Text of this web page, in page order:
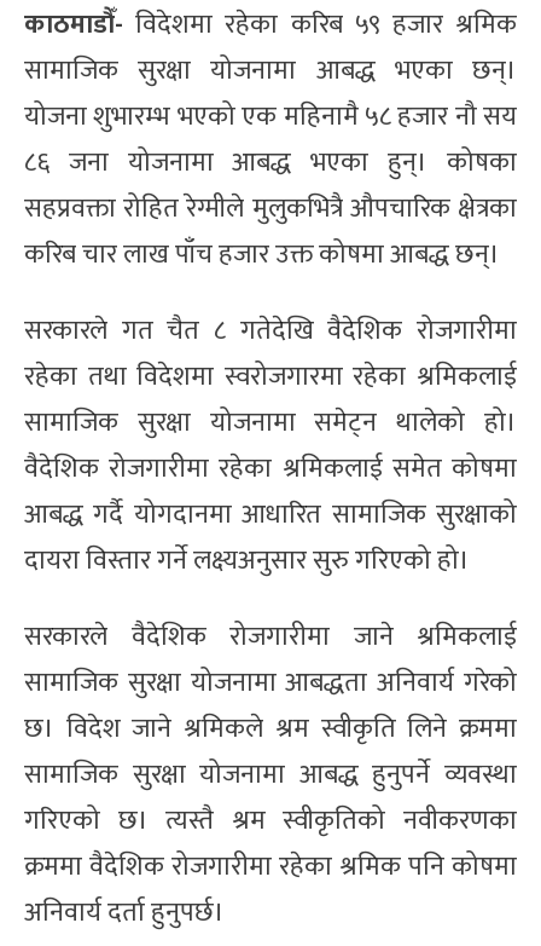
काठमाडौँ- विदेशमा रहेका करिब ५९ हजार श्रमिक
सामाजिक सुरक्षा योजनामा आबद्ध भएका छन्।
योजना शुभारम्भ भएको एक महिनामै ५८ हजार नौ सय
८६ जना योजनामा आबद्ध भएका हुन्। कोषका
सहप्रवक्ता रोहित रेग्मीले मुलुकभित्रै औपचारिक क्षेत्रका
करिब चार लाख पाँच हजार उक्त कोषमा आबद्ध छन्।
सरकारले गत चैत ८ गतेदेखि वैदेशिक रोजगारीमा
रहेका तथा विदेशमा स्वरोजगारमा रहेका श्रमिकलाई
सामाजिक सुरक्षा योजनामा समेट्न थालेको हो।
वैदेशिक रोजगारीमा रहेका श्रमिकलाई समेत कोषमा
आबद्ध गर्दै योगदानमा आधारित सामाजिक सुरक्षाको
दायरा विस्तार गर्ने लक्ष्यअनुसार सुरु गरिएको हो।
सरकारले वैदेशिक रोजगारीमा जाने श्रमिकलाई
सामाजिक सुरक्षा योजनामा आबद्धता अनिवार्य गरेको
छ। विदेश जाने श्रमिकले श्रम स्वीकृति लिने क्रममा
सामाजिक सुरक्षा योजनामा आबद्ध हुनुपर्ने व्यवस्था
गरिएको छ। त्यस्तै श्रम स्वीकृतिको नवीकरणका
क्रममा वैदेशिक रोजगारीमा रहेका श्रमिक पनि कोषमा
अनिवार्य दर्ता हुनुपर्छ।